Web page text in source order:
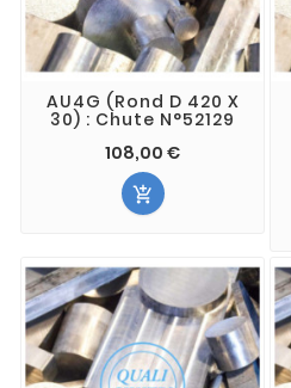
AU4G (Rond D 420 X
30) : Chute N°52129
108,00 €
